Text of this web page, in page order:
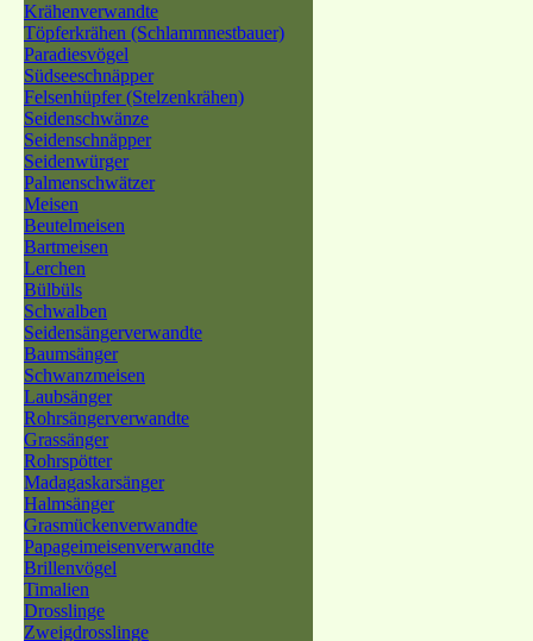
Krähenverwandte
Töpferkrähen (Schlammnestbauer)
Paradiesvögel
Südseeschnäpper
Felsenhüpfer (Stelzenkrähen)
Seidenschwänze
Seidenschnäpper
Seidenwürger
Palmenschwätzer
Meisen
Beutelmeisen
Bartmeisen
Lerchen
Bülbüls
Schwalben
Seidensängerverwandte
Baumsänger
Schwanzmeisen
Laubsänger
Rohrsängerverwandte
Grassänger
Rohrspötter
Madagaskarsänger
Halmsänger
Grasmückenverwandte
Papageimeisenverwandte
Brillenvögel
Timalien
Drosslinge
Zweigdrosslinge